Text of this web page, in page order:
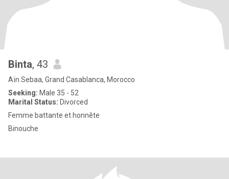
Binta, 43
Aïn Sebaa, Grand Casablanca, Morocco
Seeking: Male 35 - 52
Marital Status: Divorced
Femme battante et honnête
Binouche